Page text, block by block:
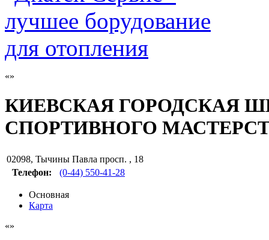
КИЕВСКАЯ ГОРОДСКАЯ
СПОРТИВНОГО
02098, Тычины Павла просп. , 18
Телефон:
(0-44) 550-41-28
Основная
Карта